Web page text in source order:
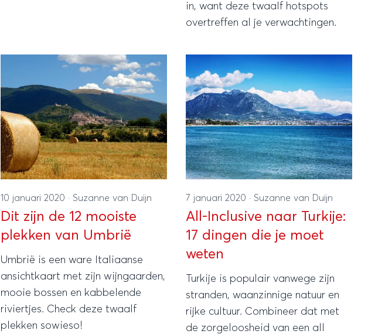
in, want deze twaalf hotspots
overtreffen al je verwachtingen.
10 januari 2020 · Suzanne van Duijn
Dit zijn de 12 mooiste
plekken van Umbrië
Umbrië is een ware Italiaanse
ansichtkaart met zijn wijngaarden,
mooie bossen en kabbelende
riviertjes. Check deze twaalf
plekken sowieso!
7 januari 2020 · Suzanne van Duijn
All-Inclusive naar Turkije:
17 dingen die je moet
weten
Turkije is populair vanwege zijn
stranden, waanzinnige natuur en
rijke cultuur. Combineer dat met
de zorgeloosheid van een all